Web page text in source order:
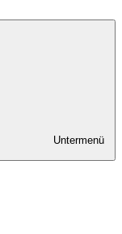
Untermenü